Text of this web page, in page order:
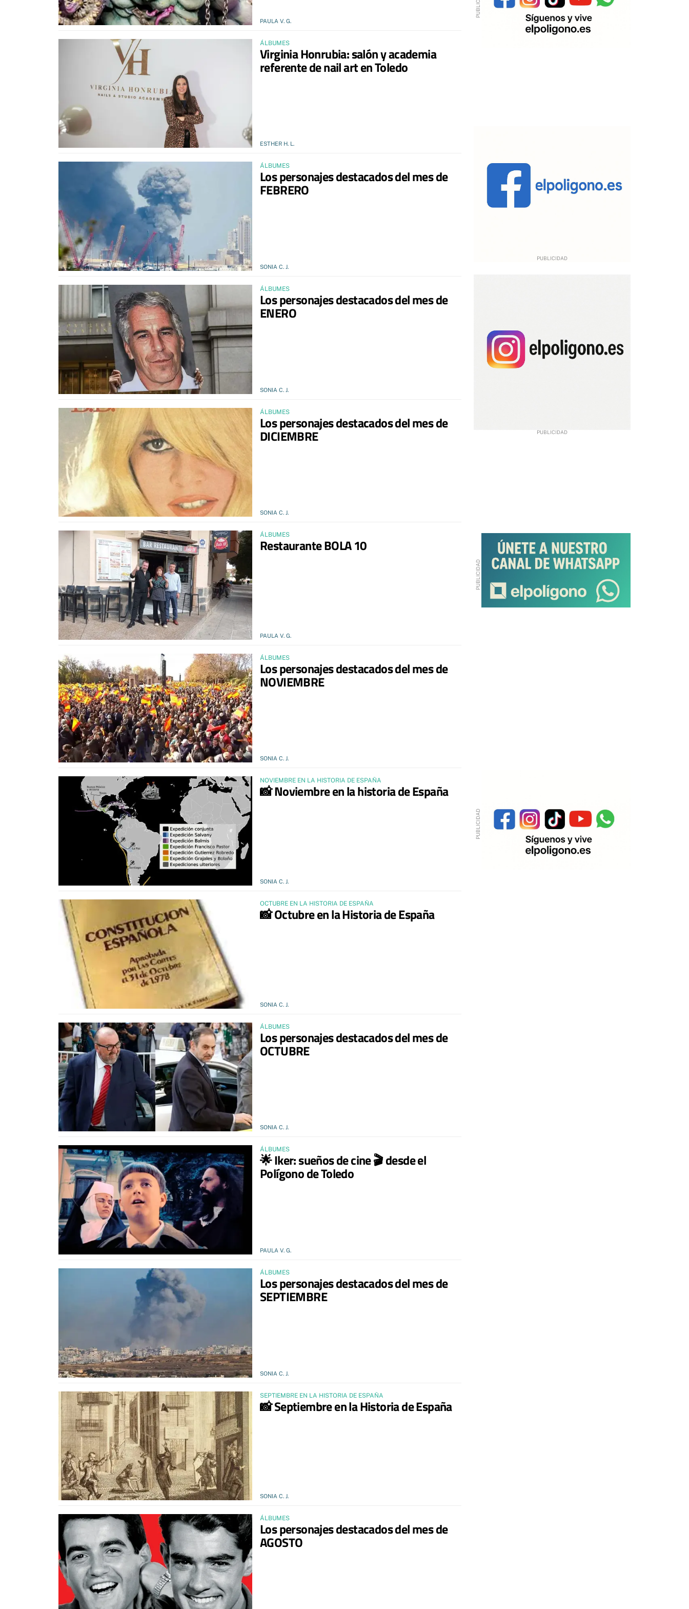
PAULA V. G.
ÁLBUMES
Virginia Honrubia: salón y academia
referente de nail art en Toledo
ESTHER H. L.
ÁLBUMES
Los personajes destacados del mes de
FEBRERO
SONIA C. J.
ÁLBUMES
Los personajes destacados del mes de
ENERO
SONIA C. J.
ÁLBUMES
Los personajes destacados del mes de
DICIEMBRE
SONIA C. J.
ÁLBUMES
Restaurante BOLA 10
PAULA V. G.
ÁLBUMES
Los personajes destacados del mes de
NOVIEMBRE
SONIA C. J.
NOVIEMBRE EN LA HISTORIA DE ESPAÑA
📸 Noviembre en la historia de España
SONIA C. J.
OCTUBRE EN LA HISTORIA DE ESPAÑA
📸 Octubre en la Historia de España
SONIA C. J.
ÁLBUMES
Los personajes destacados del mes de
OCTUBRE
SONIA C. J.
ÁLBUMES
🌟 Iker: sueños de cine 🎬 desde el
Polígono de Toledo
PAULA V. G.
ÁLBUMES
Los personajes destacados del mes de
SEPTIEMBRE
SONIA C. J.
SEPTIEMBRE EN LA HISTORIA DE ESPAÑA
📸 Septiembre en la Historia de España
SONIA C. J.
ÁLBUMES
Los personajes destacados del mes de
AGOSTO